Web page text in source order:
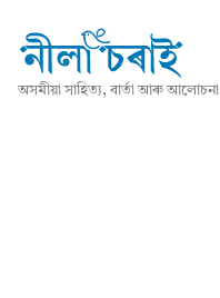
অসমীয়া সাহিত্য, বাৰ্তা আৰু আলোচনা